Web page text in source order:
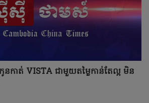
នកាត់ VISTA ជាមួយតម្លៃកាន់តែល្អ មិន